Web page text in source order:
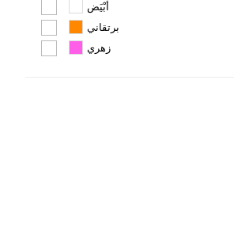
أَبْيَض
برتقاني
زهري